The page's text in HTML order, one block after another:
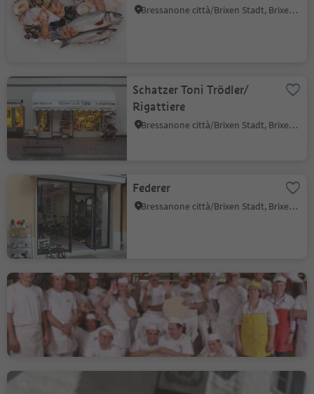
Bressanone città/Brixen Stadt, Brixen/Bressanone, Brixen/Bressanone and environs
Schatzer Toni Trödler/
Rigattiere
Bressanone città/Brixen Stadt, Brixen/Bressanone, Brixen/Bressanone and environs
Federer
Bressanone città/Brixen Stadt, Brixen/Bressanone, Brixen/Bressanone and environs
Profanter Natur-
Backstube
Bressanone città/Brixen Stadt, Brixen/Bressanone, Brixen/Bressanone and environs
Metzgerei & Feinkost